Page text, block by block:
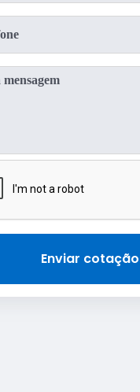
Enviar cotação